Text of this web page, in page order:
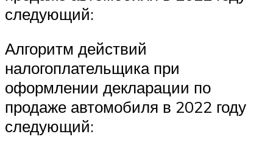
следующий:
Алгоритм действий
налогоплательщика при
оформлении декларации по
продаже автомобиля в 2022 году
следующий: